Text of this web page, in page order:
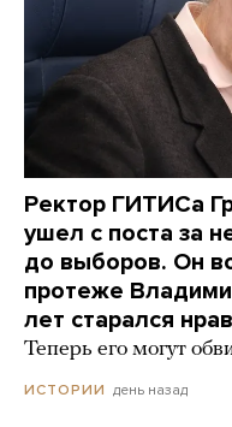
Ректор ГИТИСа
ушел с поста за
до выборов. Он
протеже
лет старался
Теперь его могут
ИСТОРИИ день назад